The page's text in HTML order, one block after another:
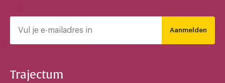
Aanmelden
Trajectum